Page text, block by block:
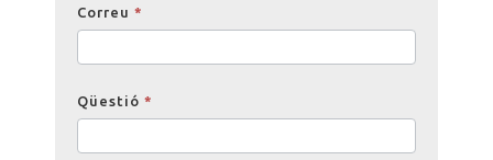
Correu *
Qüestió *